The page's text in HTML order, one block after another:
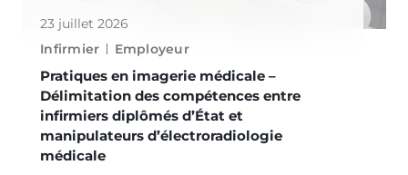
23 juillet 2026
Infirmier
Employeur
Pratiques en imagerie médicale –
Délimitation des compétences entre
infirmiers diplômés d’État et
manipulateurs d’électroradiologie
médicale